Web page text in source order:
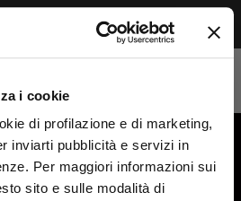
i cookie
di profilazione e di marketing,
inviarti pubblicità e servizi in
Per maggiori informazioni sui
sito e sulle modalità di
agli abbonati
contenuto, devi essere
Se sei già abbonato,
continuare la lettura.
dei nostri, abbonati ora e
tuoi contenuti!